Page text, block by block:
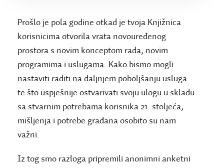
Prošlo je pola godine otkad je tvoja Knjižnica
korisnicima otvorila vrata novouređenog
prostora s novim konceptom rada, novim
programima i uslugama. Kako bismo mogli
nastaviti raditi na daljnjem poboljšanju usluga
te što uspješnije ostvarivati svoju ulogu u skladu
sa stvarnim potrebama korisnika 21. stoljeća,
mišljenja i potrebe građana osobito su nam
važni.
Iz tog smo razloga pripremili anonimni anketni